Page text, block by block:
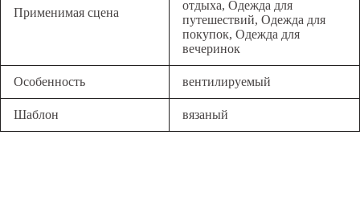
Применимая сцена
отдыха, Одежда для
путешествий, Одежда для
покупок, Одежда для
вечеринок
Особенность вентилируемый
Шаблон вязаный